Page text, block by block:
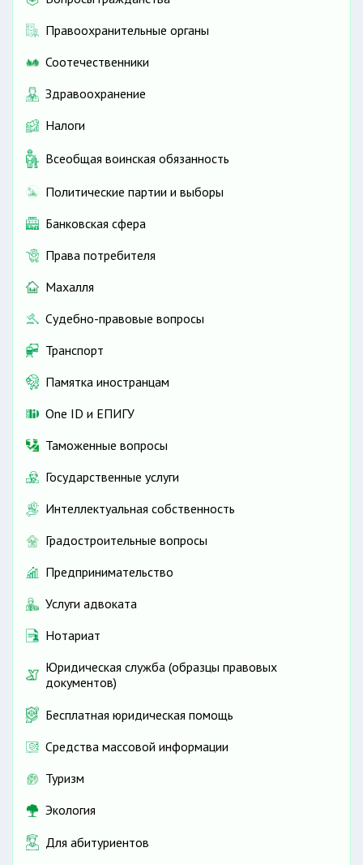
Правоохранительные органы
Соотечественники
Здравоохранение
Налоги
Всеобщая воинская обязанность
Политические партии и выборы
Банковская сфера
Права потребителя
Махалля
Судебно-правовые вопросы
Транспорт
Памятка иностранцам
One ID и ЕПИГУ
Таможенные вопросы
Государственные услуги
Интеллектуальная собственность
Градостроительные вопросы
Предпринимательство
Услуги адвоката
Нотариат
Юридическая служба (образцы правовых
документов)
Бесплатная юридическая помощь
Средства массовой информации
Туризм
Экология
Для абитуриентов